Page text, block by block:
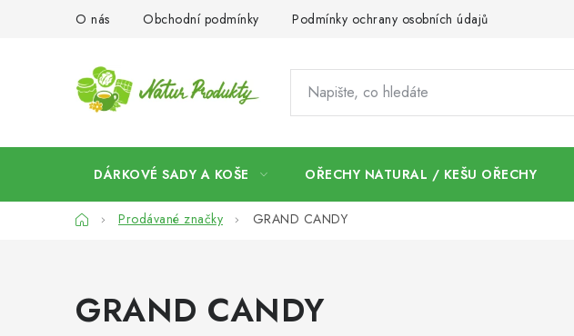
O nás Obchodní podmínky Podmínky ochrany osobních údajů
DÁRKOVÉ SADY A KOŠE OŘECHY NATURAL / KEŠU OŘECHY
DomůProdávané značky GRAND CANDY
GRAND CANDY